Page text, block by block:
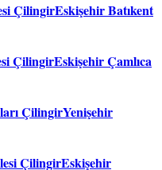
Eskişehir Batıkent
Eskişehir Çamlıca
Yenişehir
Eskişehir